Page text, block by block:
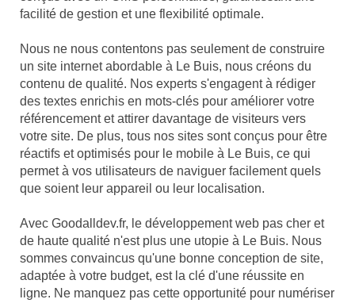
facilité de gestion et une flexibilité optimale.
Nous ne nous contentons pas seulement de construire
un site internet abordable à Le Buis, nous créons du
contenu de qualité. Nos experts s'engagent à rédiger
des textes enrichis en mots-clés pour améliorer votre
référencement et attirer davantage de visiteurs vers
votre site. De plus, tous nos sites sont conçus pour être
réactifs et optimisés pour le mobile à Le Buis, ce qui
permet à vos utilisateurs de naviguer facilement quels
que soient leur appareil ou leur localisation.
Avec Goodalldev.fr, le développement web pas cher et
de haute qualité n'est plus une utopie à Le Buis. Nous
sommes convaincus qu'une bonne conception de site,
adaptée à votre budget, est la clé d'une réussite en
ligne. Ne manquez pas cette opportunité pour numériser